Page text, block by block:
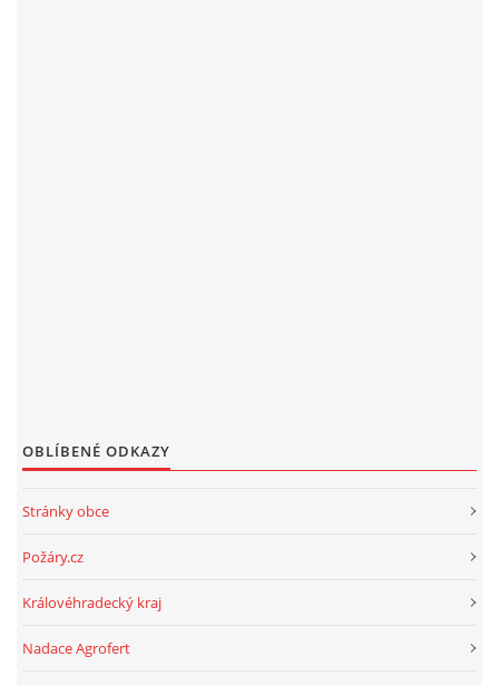
OBLÍBENÉ ODKAZY
Stránky obce
Požáry.cz
Královéhradecký kraj
Nadace Agrofert